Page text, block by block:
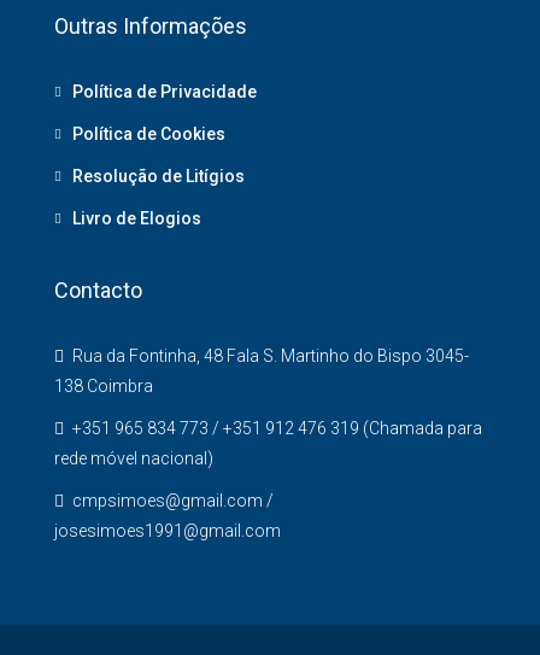
Outras Informações
Política de Privacidade
Política de Cookies
Resolução de Litígios
Livro de Elogios
Contacto
Rua da Fontinha, 48 Fala S. Martinho do Bispo 3045-
138 Coimbra
+351 965 834 773 / +351 912 476 319 (Chamada para
rede móvel nacional)
cmpsimoes@gmail.com /
josesimoes1991@gmail.com